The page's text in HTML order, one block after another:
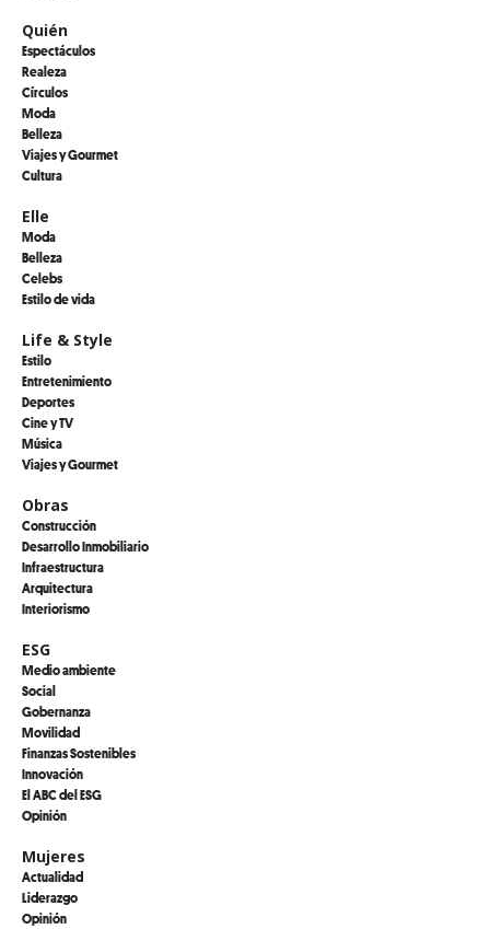
Quién
Espectáculos
Realeza
Círculos
Moda
Belleza
Viajes y Gourmet
Cultura
Elle
Moda
Belleza
Celebs
Estilo de vida
Life & Style
Estilo
Entretenimiento
Deportes
Cine y TV
Música
Viajes y Gourmet
Obras
Construcción
Desarrollo Inmobiliario
Infraestructura
Arquitectura
Interiorismo
ESG
Medio ambiente
Social
Gobernanza
Movilidad
Finanzas Sostenibles
Innovación
El ABC del ESG
Opinión
Mujeres
Actualidad
Liderazgo
Opinión